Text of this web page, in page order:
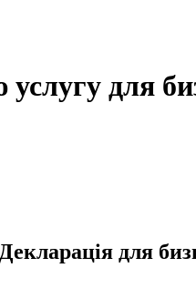
для
для